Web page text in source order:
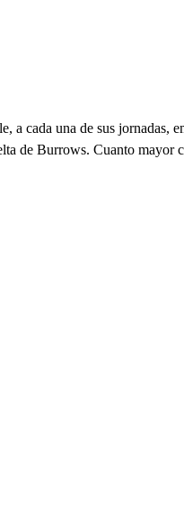
a cada una de sus
de Burrows. Cuanto mayor